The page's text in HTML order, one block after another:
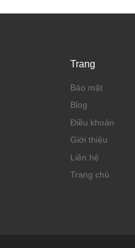
Trang
Bảo mật
Blog
Điều khoản
Giới thiệu
Liên hệ
Trang chủ